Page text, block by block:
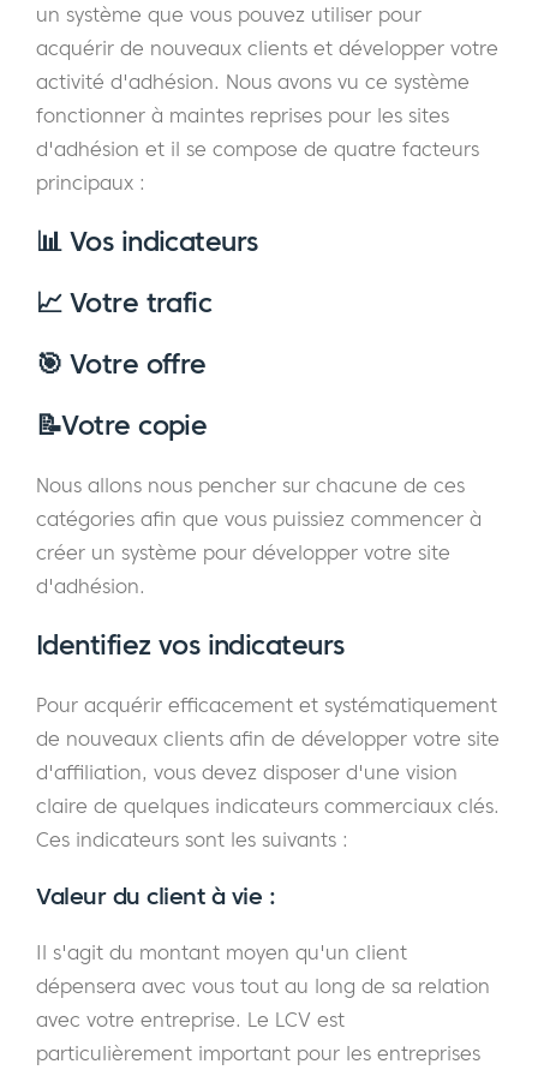
un système que vous pouvez utiliser pour
acquérir de nouveaux clients et développer votre
activité d'adhésion. Nous avons vu ce système
fonctionner à maintes reprises pour les sites
d'adhésion et il se compose de quatre facteurs
principaux :
📊 Vos indicateurs
📈 Votre trafic
🎯 Votre offre
📝Votre copie
Nous allons nous pencher sur chacune de ces
catégories afin que vous puissiez commencer à
créer un système pour développer votre site
d'adhésion.
Identifiez vos indicateurs
Pour acquérir efficacement et systématiquement
de nouveaux clients afin de développer votre site
d'affiliation, vous devez disposer d'une vision
claire de quelques indicateurs commerciaux clés.
Ces indicateurs sont les suivants :
Valeur du client à vie :
Il s'agit du montant moyen qu'un client
dépensera avec vous tout au long de sa relation
avec votre entreprise. Le LCV est
particulièrement important pour les entreprises